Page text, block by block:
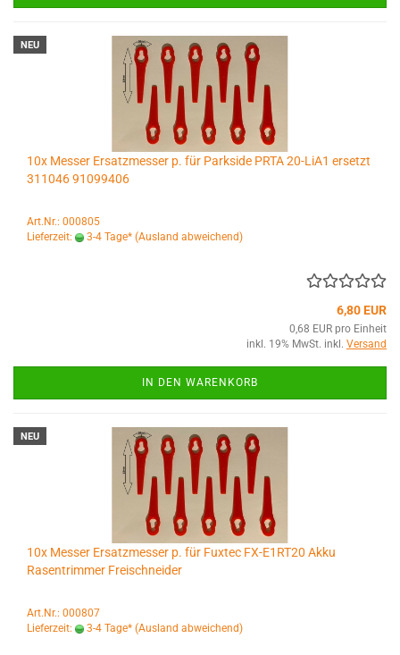
NEU
10x Messer Ersatzmesser p. für Parkside PRTA 20-LiA1 ersetzt
311046 91099406
Art.Nr.: 000805
Lieferzeit:
3-4 Tage* (Ausland abweichend)
6,80 EUR
0,68 EUR pro Einheit
inkl. 19% MwSt. inkl. Versand
IN DEN WARENKORB
NEU
10x Messer Ersatzmesser p. für Fuxtec FX-E1RT20 Akku
Rasentrimmer Freischneider
Art.Nr.: 000807
Lieferzeit:
3-4 Tage* (Ausland abweichend)